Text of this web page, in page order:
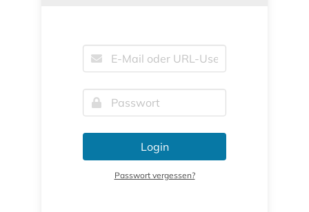
Login
Passwort vergessen?